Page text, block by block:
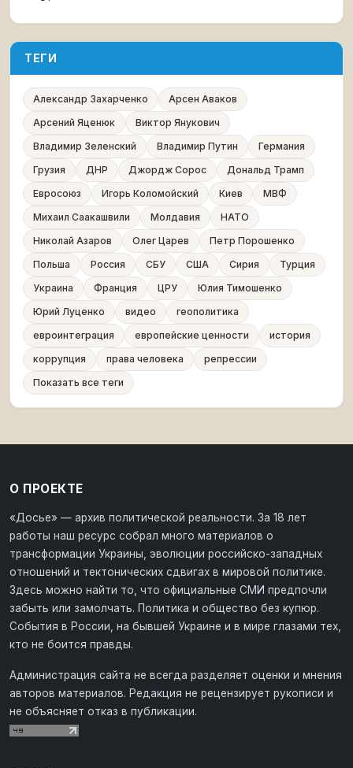
ТЕГИ
Александр Захарченко
Арсен Аваков
Арсений Яценюк
Виктор Янукович
Владимир Зеленский
Владимир Путин
Германия
Грузия
ДНР Джордж Сорос
Дональд Трамп
Евросоюз
Игорь Коломойский Киев
МВФ
Михаил Саакашвили
Молдавия
НАТО
Николай Азаров
Олег Царев
Петр Порошенко
Польша
Россия СБУ США Сирия
Турция
Украина
Франция ЦРУ
Юлия Тимошенко
Юрий Луценко
видео
геополитика
евроинтеграция
европейские ценности
история
коррупция
права человека
репрессии
Показать все теги
О ПРОЕКТЕ
«Досье» — архив политической реальности. За 18 лет
работы наш ресурс собрал много материалов о
трансформации Украины, эволюции российско-западных
отношений и тектонических сдвигах в мировой политике.
Здесь можно найти то, что официальные СМИ предпочли
забыть или замолчать. Политика и общество без купюр.
События в России, на бывшей Украине и в мире глазами тех,
кто не боится правды.
Администрация сайта не всегда разделяет оценки и мнения
авторов материалов. Редакция не рецензирует рукописи и
не объясняет отказ в публикации.